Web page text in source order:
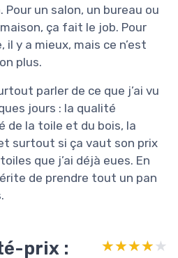
un salon, un bureau ou
ça fait le job. Pour
y a mieux, mais ce n’est
plus.
parler de ce que j’ai vu
jours : la qualité
de la toile et du bois, la
surtout si ça vaut son prix
que j’ai déjà eues. En
de prendre tout un pan
prix : ★★★★★
★★★★★